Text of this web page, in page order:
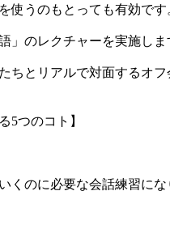
使うのもとっても有効です
」のレクチャーを実施し
ちとリアルで対面するオ
5つのコト】
くのに必要な会話練習にな